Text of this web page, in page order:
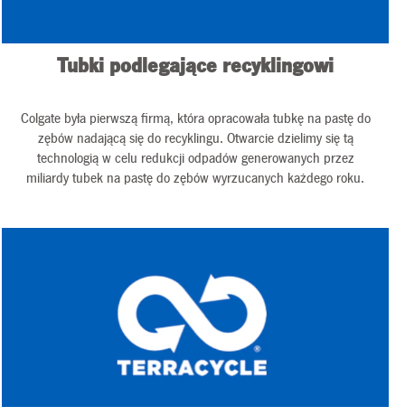
Tubki podlegające recyklingowi
Colgate była pierwszą firmą, która opracowała tubkę na pastę do
zębów nadającą się do recyklingu. Otwarcie dzielimy się tą
technologią w celu redukcji odpadów generowanych przez
miliardy tubek na pastę do zębów wyrzucanych każdego roku.